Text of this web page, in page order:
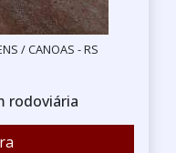
/ CANOAS - RS
rodoviária